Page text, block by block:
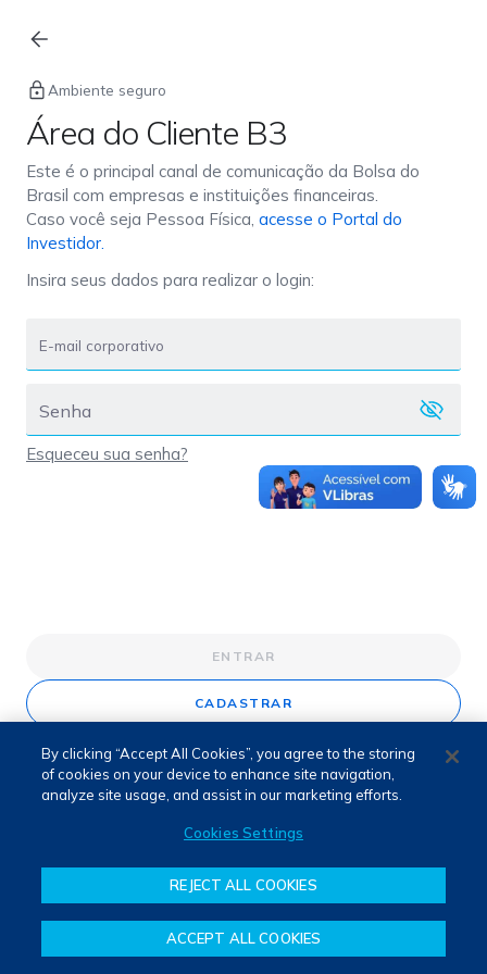
Login
Ambiente seguro
Área do Cliente B3
Este é o principal canal de comunicação da Bolsa do
Brasil com empresas e instituições financeiras.
Caso você seja Pessoa Física, acesse o Portal do
Investidor.
Insira seus dados para realizar o login:
Esqueceu sua senha?
ENTRAR
CADASTRAR
By clicking “Accept All Cookies”, you agree to the storing
of cookies on your device to enhance site navigation,
analyze site usage, and assist in our marketing efforts.
Cookies Settings
REJECT ALL COOKIES
ACCEPT ALL COOKIES